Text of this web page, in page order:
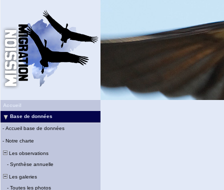
Accueil
Base de données
- Accueil base de données
- Notre charte
Les observations
- Synthèse annuelle
Les galeries
- Toutes les photos